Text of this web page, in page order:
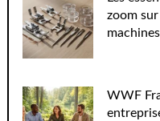
zoom
WWF